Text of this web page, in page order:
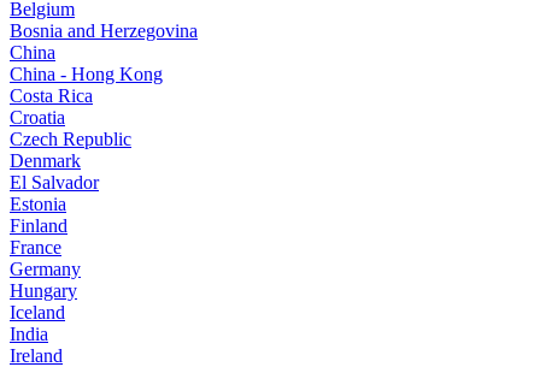
Belgium
Bosnia and Herzegovina
China
China - Hong Kong
Costa Rica
Croatia
Czech Republic
Denmark
El Salvador
Estonia
Finland
France
Germany
Hungary
Iceland
India
Ireland